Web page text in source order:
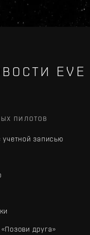
EVE
ПИЛОТОВ
учетной записью
друга»